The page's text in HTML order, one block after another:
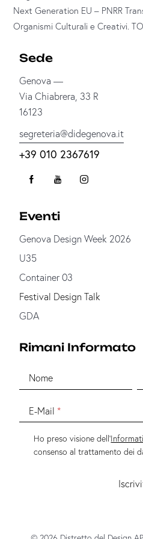
Next Generation EU – PNRR
Organismi Culturali e Creativi.
Sede
Genova —
Via Chiabrera, 33 R
16123
segreteria@didegenova.it
+39 010 2367619
Eventi
Genova Design Week 2026
U35
Container 03
Festival Design Talk
GDA
Rimani Informato
Nome
E-Mail
Ho preso visione dell'
consenso al trattamento dei